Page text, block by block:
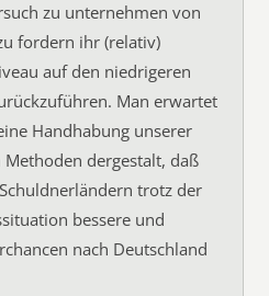
zu unternehmen von
fordern ihr (relativ)
auf den niedrigeren
Man erwartet
Handhabung unserer
dergestalt, daß
trotz der
bessere und
nach Deutschland